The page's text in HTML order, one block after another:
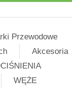
Przewodowe
Akcesoria
WĘŻE